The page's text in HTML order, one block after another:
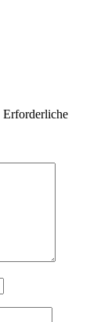
Erforderliche